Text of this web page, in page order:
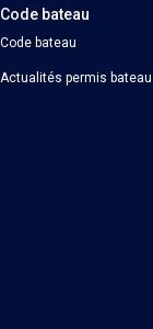
Code bateau
Code bateau
Actualités permis bateau